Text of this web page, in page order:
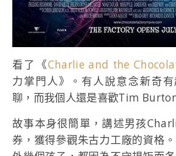
看了《Charlie and the
力掌門人》。有人說意念新奇
聊，而我個人還是喜歡Tim
故事本身很簡單，講述男孩
券，獲得參觀朱古力工廠的資格